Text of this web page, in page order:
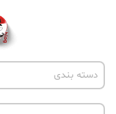
دسته بندی
اخبار ترکیه
پروژه ها